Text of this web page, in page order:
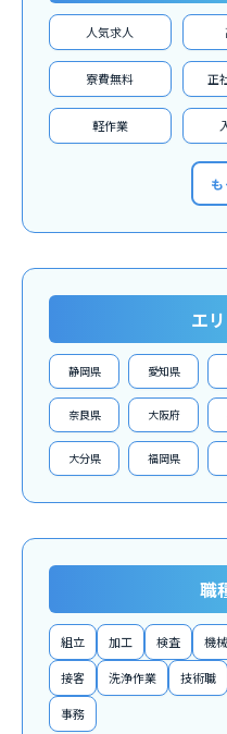
人気求人
寮費無料 正
軽作業
エ
静岡県 愛知県
奈良県 大阪府
大分県 福岡県
職
組立 加工 検査 機
接客 洗浄作業 技術職
事務